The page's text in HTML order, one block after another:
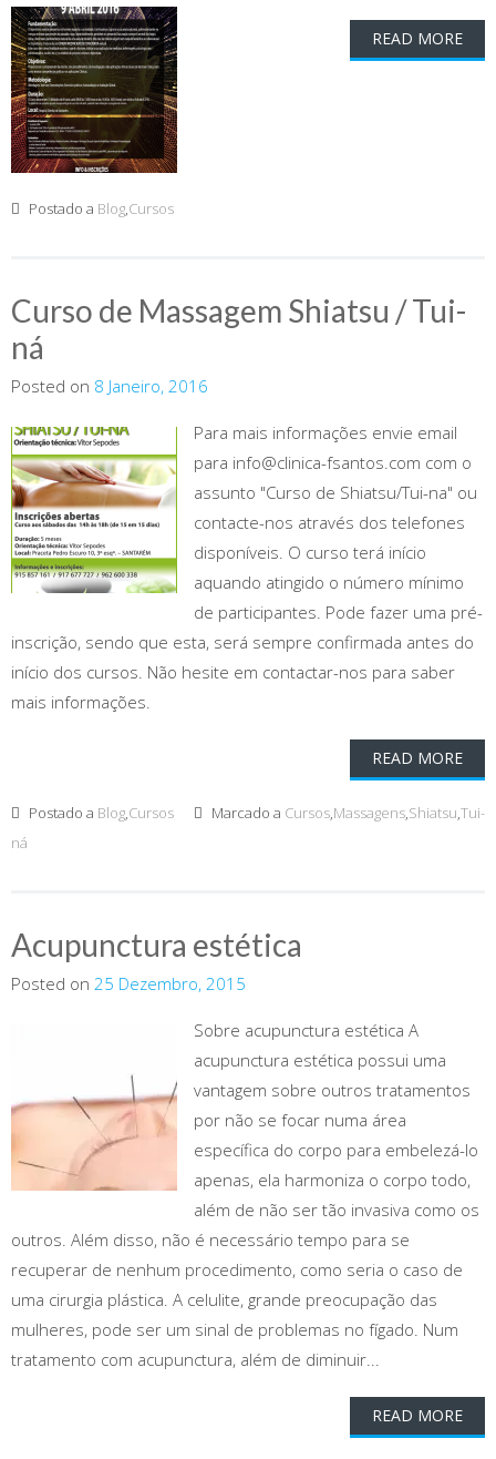
READ MORE
Postado a Blog,Cursos
Curso de Massagem Shiatsu / Tui-
ná
Posted on 8 Janeiro, 2016
Para mais informações envie email
para info@clinica-fsantos.com com o
assunto "Curso de Shiatsu/Tui-na" ou
contacte-nos através dos telefones
disponíveis. O curso terá início
aquando atingido o número mínimo
de participantes. Pode fazer uma pré-
inscrição, sendo que esta, será sempre confirmada antes do
início dos cursos. Não hesite em contactar-nos para saber
mais informações.
READ MORE
Postado a Blog,Cursos Marcado a Cursos,Massagens,Shiatsu,Tui-
ná
Acupunctura estética
Posted on 25 Dezembro, 2015
Sobre acupunctura estética A
acupunctura estética possui uma
vantagem sobre outros tratamentos
por não se focar numa área
específica do corpo para embelezá-lo
apenas, ela harmoniza o corpo todo,
além de não ser tão invasiva como os
outros. Além disso, não é necessário tempo para se
recuperar de nenhum procedimento, como seria o caso de
uma cirurgia plástica. A celulite, grande preocupação das
mulheres, pode ser um sinal de problemas no fígado. Num
tratamento com acupunctura, além de diminuir...
READ MORE